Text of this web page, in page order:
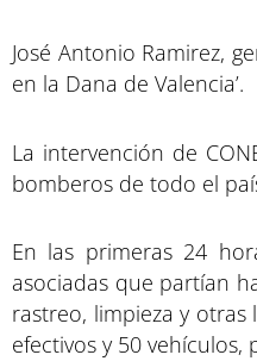
José Antonio Ramirez,
en la Dana de Valencia’.
La intervención de
bomberos de todo el
En las primeras 24
asociadas que partían
rastreo, limpieza y
efectivos y 50